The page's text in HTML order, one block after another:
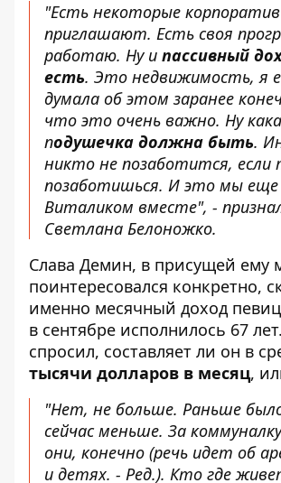
"Есть некоторые
приглашают. Есть своя
работаю. Ну и пассивный
есть. Это недвижимость, я
думала об этом заранее
что это очень важно. Ну
подушечка должна быть.
никто не позаботится, если
позаботишься. И это мы еще
Виталиком вместе", -
Светлана Белоножко.
Слава Демин, в присущей ему
поинтересовался конкретно,
именно месячный доход
в сентябре исполнилось 67
спросил, составляет ли он в
тысячи долларов в месяц,
"Нет, не больше. Раньше
сейчас меньше. За
они, конечно (речь идет об
и детях. - Ред.). Кто где